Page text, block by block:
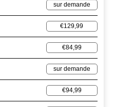
sur demande
€129,99
€84,99
sur demande
€94,99